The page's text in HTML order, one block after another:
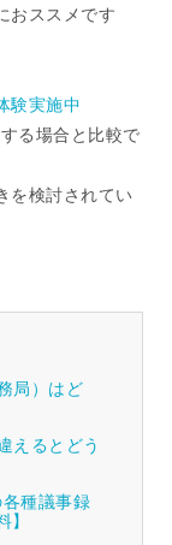
おススメです
験実施中
る場合と比較で
を検討されてい
局）はど
えるとどう
種議事録